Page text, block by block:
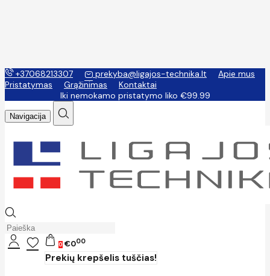
+37068213307 prekyba@ligajos-technika.lt
Apie mus
Pristatymas
Grąžinimas
Kontaktai
Iki nemokamo pristatymo liko €99.99
Navigacija
0 €000
Prekių krepšelis tuščias!